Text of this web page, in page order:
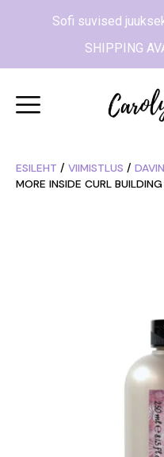
Sofi suvised
SHIPPING
ESILEHT / VIIMISTLUS /
MORE INSIDE CURL